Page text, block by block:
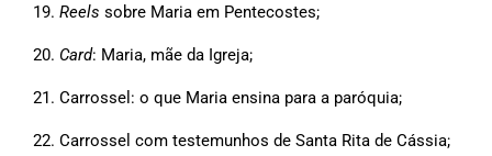
Reels sobre Maria em Pentecostes;
Card: Maria, mãe da Igreja;
Carrossel: o que Maria ensina para a paróquia;
Carrossel com testemunhos de Santa Rita de Cássia;